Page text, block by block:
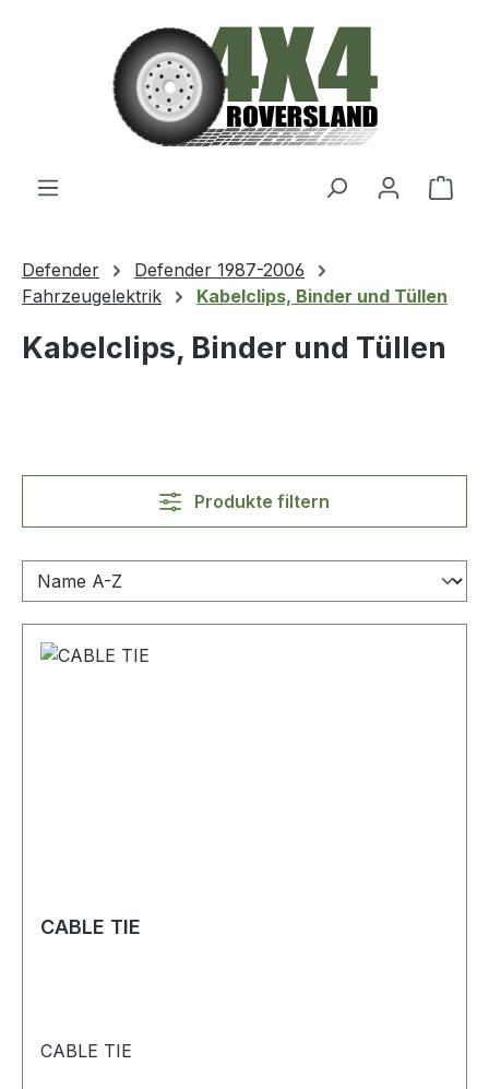
Zum Hauptinhalt springen
Defender
Defender 1987-2006
Fahrzeugelektrik
Kabelclips, Binder und Tüllen
Kabelclips, Binder und Tüllen
Produkte filtern
CABLE TIE
CABLE TIE